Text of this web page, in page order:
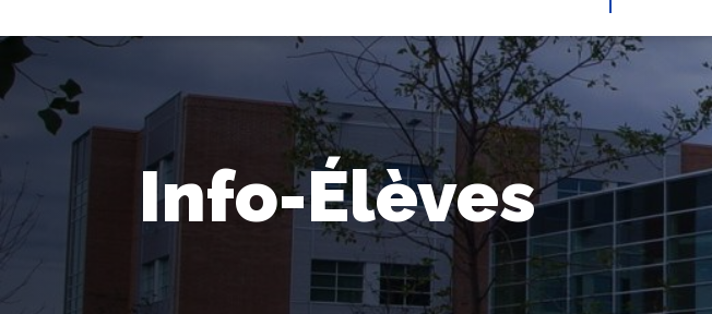
Info-Élèves